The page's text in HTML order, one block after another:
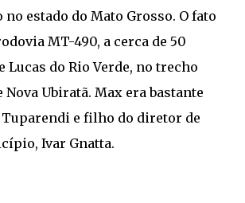
estado do Mato Grosso. O fato
MT-490, a cerca de 50
Lucas do Rio Verde, no trecho
Ubiratã. Max era bastante
e filho do diretor de
Ivar Gnatta.